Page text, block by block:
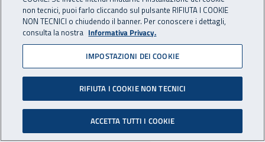
Centro protesi Vigorso di
Budrio: chiusure
programmate 2021 - 2022
Sono stati programmati i periodi di chiusura per
l'anno 2021 - 2022 del Centro protesi Vigorso di
Budrio
non tecnici, puoi farlo cliccando sul pulsante RIFIUTA I COOKIE
NON TECNICI o chiudendo il banner. Per conoscere i dettagli,
consulta la nostra Informativa Privacy.
IMPOSTAZIONI DEI COOKIE
RIFIUTA I COOKIE NON TECNICI
ACCETTA TUTTI I COOKIE